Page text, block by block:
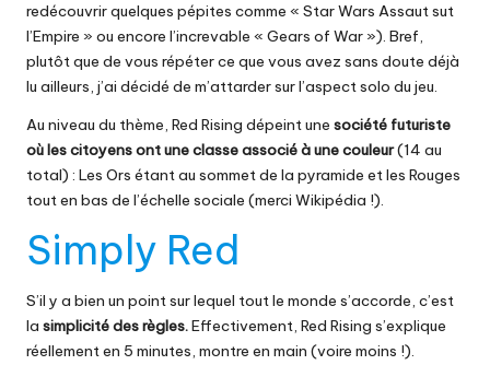
redécouvrir quelques pépites comme « Star Wars Assaut sut
l’Empire » ou encore l’increvable « Gears of War »). Bref,
plutôt que de vous répéter ce que vous avez sans doute déjà
lu ailleurs, j’ai décidé de m’attarder sur l’aspect solo du jeu.
Au niveau du thème, Red Rising dépeint une société futuriste
où les citoyens ont une classe associé à une couleur(14 au
total) : Les Ors étant au sommet de la pyramide et les Rouges
tout en bas de l’échelle sociale (merci Wikipédia !).
Simply Red
S’il y a bien un point sur lequel tout le monde s’accorde, c’est
la simplicité des règles.Effectivement, Red Rising s’explique
réellement en 5 minutes, montre en main (voire moins !).